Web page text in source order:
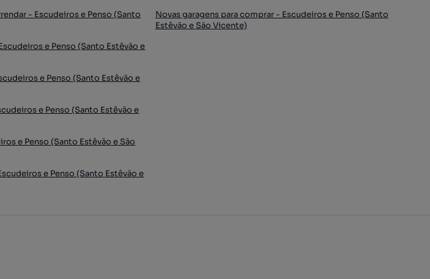
- Escudeiros e Penso (Santo
e Penso (Santo Estêvão e
e Penso (Santo Estêvão e
e Penso (Santo Estêvão e
e Penso (Santo Estêvão e São
e Penso (Santo Estêvão e
Novas garagens para comprar - Escudeiros e Penso (Santo
Estêvão e São Vicente)